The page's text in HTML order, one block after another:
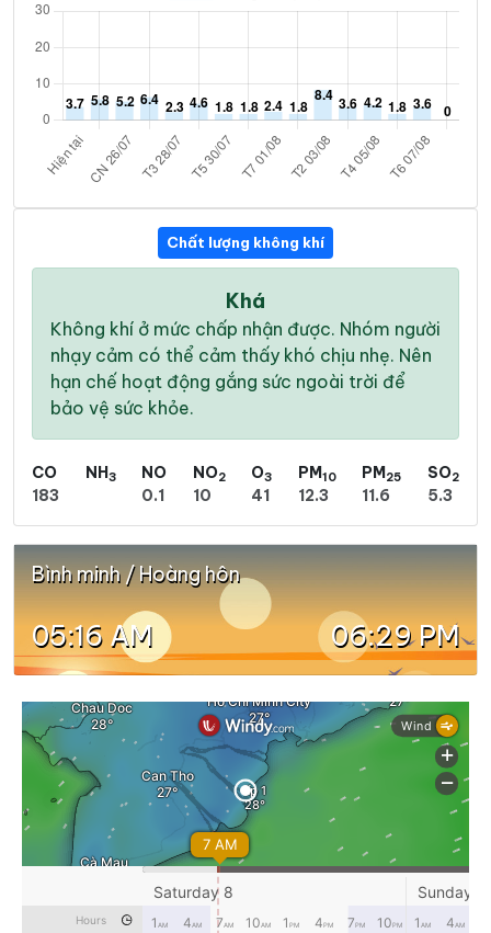
Chất lượng không khí
Khá
Không khí ở mức chấp nhận được. Nhóm người
nhạy cảm có thể cảm thấy khó chịu nhẹ. Nên
hạn chế hoạt động gắng sức ngoài trời để
bảo vệ sức khỏe.
CO
183
NH3
NO
0.1
NO2
10
O3
41
PM10
12.3
PM25
11.6
SO2
5.3
Bình minh / Hoàng hôn
05:16 AM 06:29 PM